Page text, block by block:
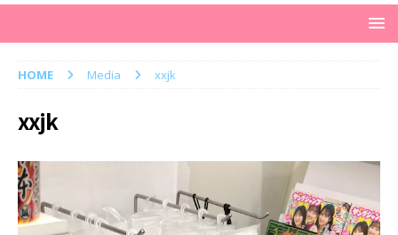
HOME Media xxjk
xxjk